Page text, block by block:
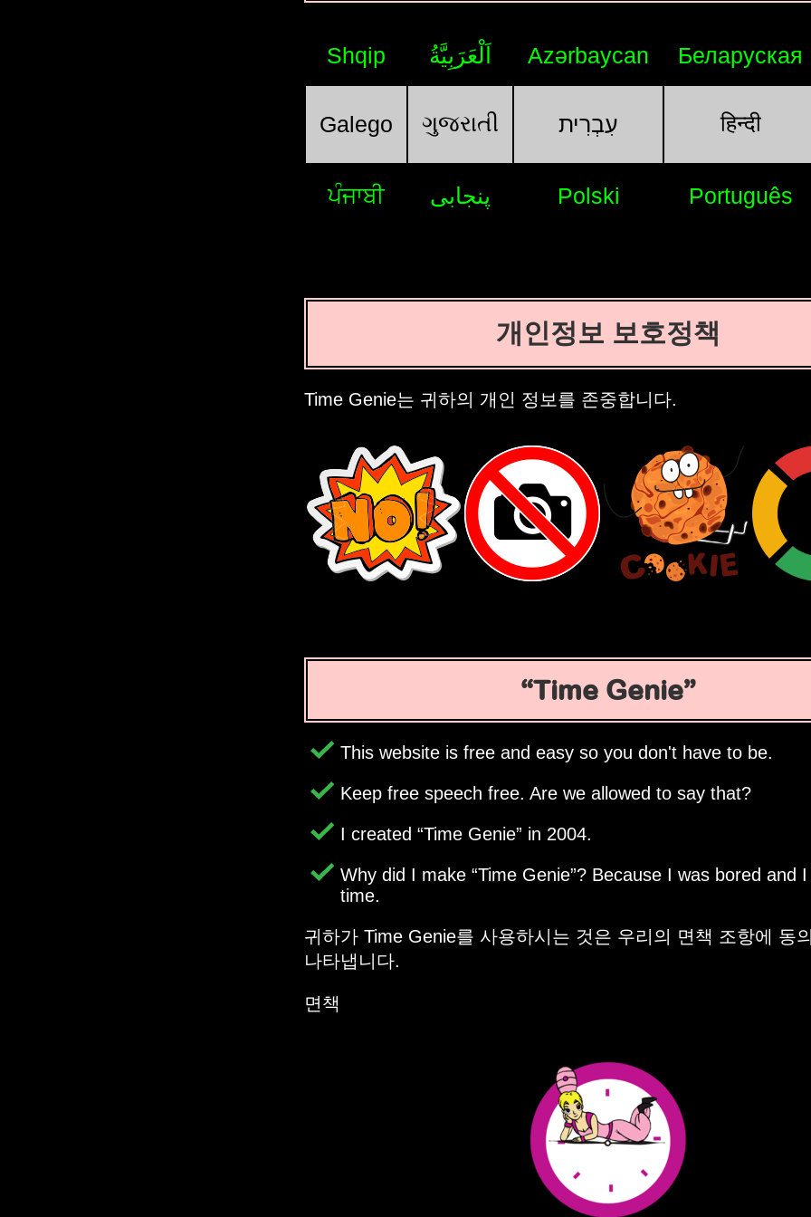
Shqip اَلْعَرَبِيَّةُ Azərbaycan Беларуская
Galego ગુજરાતી עִבְרִית हिन्दी
ਪੰਜਾਬੀ پنجابی Polski Português
개인정보 보호정책
Time Genie는 귀하의 개인 정보를 존중합니다.
Time Genie
This website is free and easy so you don't have to be.
Keep free speech free. Are we allowed to say that?
I created Time Genie in 2004.
Why did I make Time Genie ? Because I was bored and
time.
귀하가 Time Genie를 사용하시는 것은 우리의 면책 조항에 동
나타냅니다.
면책